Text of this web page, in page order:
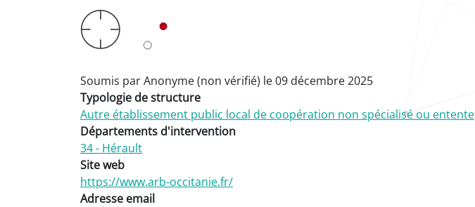
Soumis parAnonyme (non vérifié) le09 décembre 2025
Typologie de structure
Autre établissement public local de coopération non spécialisé ou entente
Départements d'intervention
34 - Hérault
Site web
https://www.arb-occitanie.fr/
Adresse email